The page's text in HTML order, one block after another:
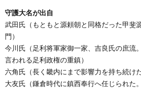
守護大名が出自
武田氏（もともと源頼朝と同格だった甲斐
門）
今川氏（足利将軍家御一家、吉良氏の庶流
言われる足利政権の重鎮）
六角氏（長く畿内にまで影響力を持ち続け
大友氏（鎌倉時代に鎮西奉行へ任じられた